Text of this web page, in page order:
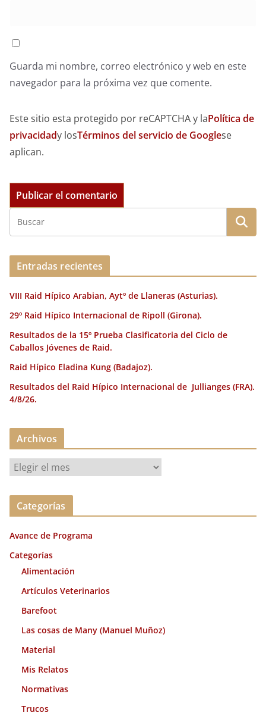
Guarda mi nombre, correo electrónico y web en este
navegador para la próxima vez que comente.
Este sitio esta protegido por reCAPTCHA y laPolítica de
privacidady losTérminos del servicio de Googlese
aplican.
Entradas recientes
VIII Raid Hípico Arabian, Aytº de Llaneras (Asturias).
29º Raid Hípico Internacional de Ripoll (Girona).
Resultados de la 15º Prueba Clasificatoria del Ciclo de
Caballos Jóvenes de Raid.
Raid Hípico Eladina Kung (Badajoz).
Resultados del Raid Hípico Internacional de Jullianges (FRA).
4/8/26.
Archivos
r
c
v
o
Categorías
Avance de Programa
Categorías
Alimentación
Artículos Veterinarios
Barefoot
Las cosas de Many (Manuel Muñoz)
Material
Mis Relatos
Normativas
Trucos